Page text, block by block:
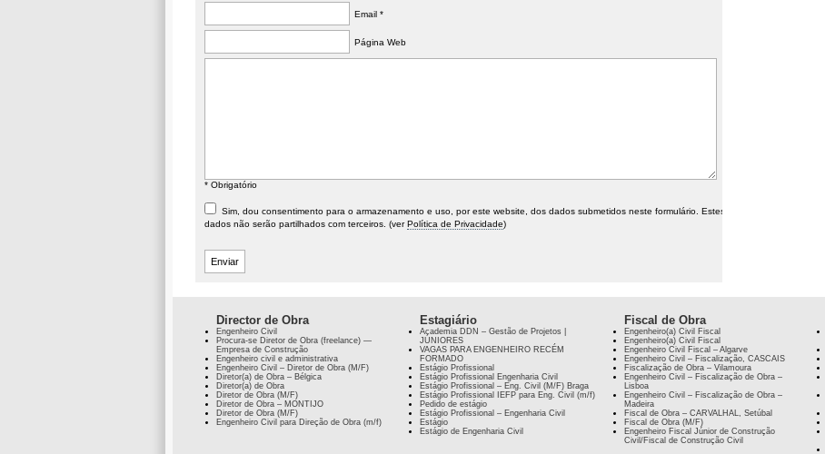
Email *
Página Web
* Obrigatório
Sim, dou consentimento para o armazenamento e uso, por este website, dos dados submetidos neste formulário. Estes
dados não serão partilhados com terceiros. (verPolítica de Privacidade)
Director de Obra
Engenheiro Civil
Procura-se Diretor de Obra (freelance) —
Empresa de Construção
Engenheiro civil e administrativa
Engenheiro Civil – Diretor de Obra (M/F)
Diretor(a) de Obra – Bélgica
Diretor(a) de Obra
Diretor de Obra (M/F)
Diretor de Obra – MONTIJO
Diretor de Obra (M/F)
Engenheiro Civil para Direção de Obra (m/f)
Estagiário
Academia DDN – Gestão de Projetos |
JÚNIORES
VAGAS PARA ENGENHEIRO RECÉM
FORMADO
Estágio Profissional
Estágio Profissional Engenharia Civil
Estágio Profissional – Eng. Civil (M/F) Braga
Estágio Profissional IEFP para Eng. Civil (m/f)
Pedido de estágio
Estágio Profissional – Engenharia Civil
Estágio
Estágio de Engenharia Civil
Fiscal de Obra
Engenheiro(a) Civil Fiscal
Engenheiro(a) Civil Fiscal
Engenheiro Civil Fiscal – Algarve
Engenheiro Civil – Fiscalização, CASCAIS
Fiscalização de Obra – Vilamoura
Engenheiro Civil – Fiscalização de Obra –
Lisboa
Engenheiro Civil – Fiscalização de Obra –
Madeira
Fiscal de Obra – CARVALHAL, Setúbal
Fiscal de Obra (M/F)
Engenheiro Fiscal Júnior de Construção
Civil/Fiscal de Construção Civil